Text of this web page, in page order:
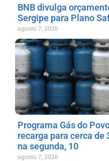
BNB divulga
Sergipe para Plano
agosto 7, 2026
Programa Gás do
recarga para cerca
na segunda, 10
agosto 7, 2026